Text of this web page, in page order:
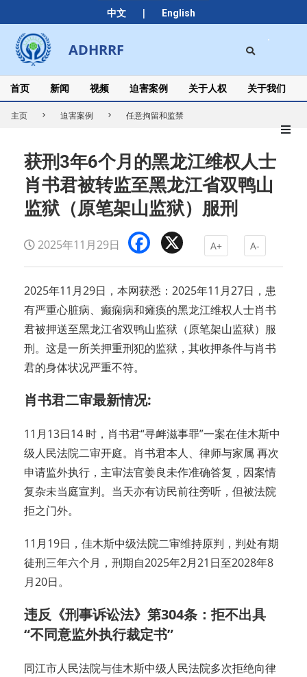
中文 | English
to
content
ADHRRF
Secondary
Navigation
Menu
首页 新闻 视频 迫害案例 关于人权 关于我们
主页 迫害案例 任意拘留和监禁
获刑3年6个月的黑龙江维权人士
肖书君被转监至黑龙江省双鸭山
监狱（原笔架山监狱）服刑
2025年11月29日 Facebook A+ A-
2025年11月29日，本网获悉：2025年11月27日，患
有严重心脏病、癫痫病和瘫痪的黑龙江维权人士肖书
君被押送至黑龙江省双鸭山监狱（原笔架山监狱）服
刑。这是一所关押重刑犯的监狱，其收押条件与肖书
君的身体状况严重不符。
肖书君二审最新情况:
11月13日14 时，肖书君“寻衅滋事罪”一案在佳木斯中
级人民法院二审开庭。肖书君本人、律师与家属 再次
申请监外执行，主审法官姜良未作准确答复，因案情
复杂未当庭宣判。当天亦有访民前往旁听，但被法院
拒之门外。
11月19日，佳木斯中级法院二审维持原判，判处有期
徒刑三年六个月，刑期自2025年2月21日至2028年8
月20日。
违反《刑事诉讼法》第304条：拒不出具
“不同意监外执行裁定书”
同江市人民法院与佳木斯中级人民法院多次拒绝向律